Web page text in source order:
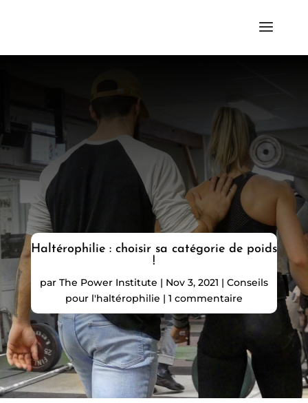
Haltérophilie : choisir sa catégorie de poids
!
par The Power Institute | Nov 3, 2021 | Conseils
pour l'haltérophilie | 1 commentaire